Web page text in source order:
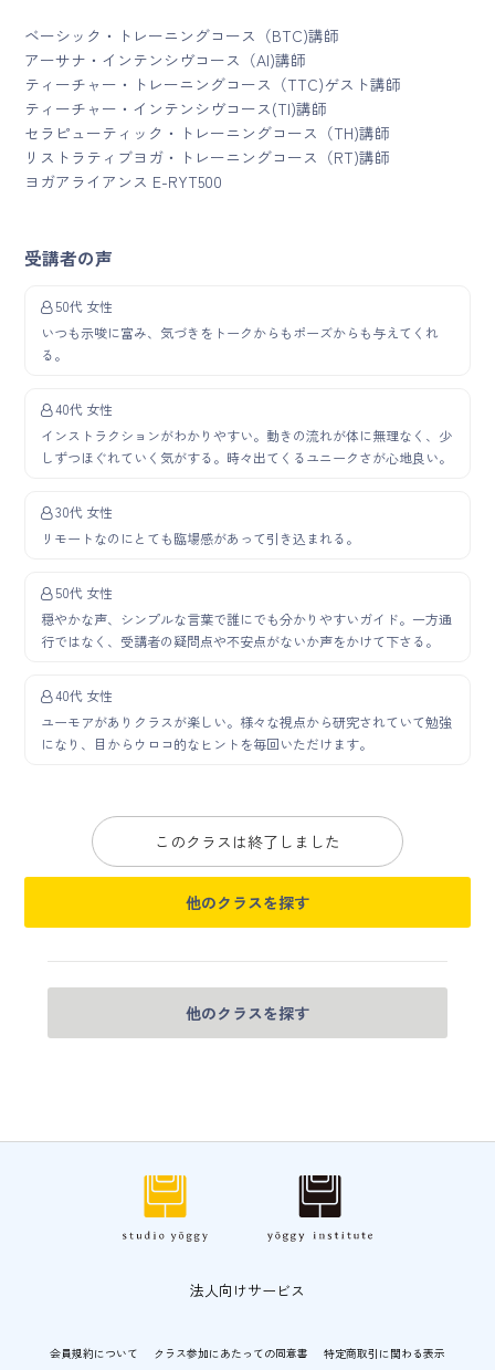
ベーシック・トレーニングコース（BTC)講師
アーサナ・インテンシヴコース（AI)講師
ティーチャー・トレーニングコース（TTC)ゲスト講師
ティーチャー・インテンシヴコース(TI)講師
セラピューティック・トレーニングコース（TH)講師
リストラティブヨガ・トレーニングコース（RT)講師
ヨガアライアンス E-RYT500
受講者の声
50代 女性
いつも示唆に富み、気づきをトークからもポーズからも与えてくれ
る。
40代 女性
インストラクションがわかりやすい。動きの流れが体に無理なく、少
しずつほぐれていく気がする。時々出てくるユニークさが心地良い。
30代 女性
リモートなのにとても臨場感があって引き込まれる。
50代 女性
穏やかな声、シンプルな言葉で誰にでも分かりやすいガイド。一方通
行ではなく、受講者の疑問点や不安点がないか声をかけて下さる。
40代 女性
ユーモアがありクラスが楽しい。様々な視点から研究されていて勉強
になり、目からウロコ的なヒントを毎回いただけます。
このクラスは終了しました
他のクラスを探す
他のクラスを探す
法人向けサービス
会員規約について クラス参加にあたっての同意書 特定商取引に関わる表示